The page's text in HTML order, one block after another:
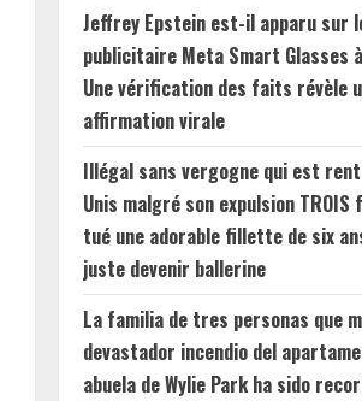
Jeffrey Epstein est-il apparu sur
publicitaire Meta Smart Glasses
Une vérification des faits révèle
affirmation virale
Illégal sans vergogne qui est
Unis malgré son expulsion
tué une adorable fillette de six
juste devenir ballerine
La familia de tres personas que
devastador incendio del
abuela de Wylie Park ha sido